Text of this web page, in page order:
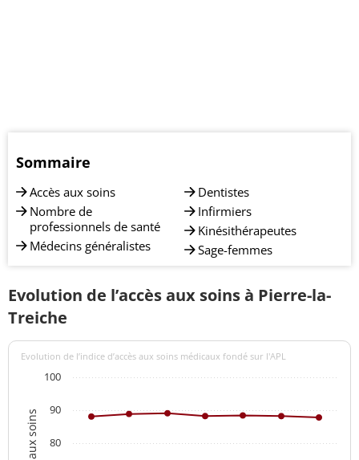
Sommaire
Accès aux soins
Nombre de
professionnels de santé
Médecins généralistes
Dentistes
Infirmiers
Kinésithérapeutes
Sage-femmes
Evolution de l’accès aux soins à Pierre-la-
Treiche
Evolution de l’indice d’accès aux soins médicaux fondé sur l'APL
80
90
100